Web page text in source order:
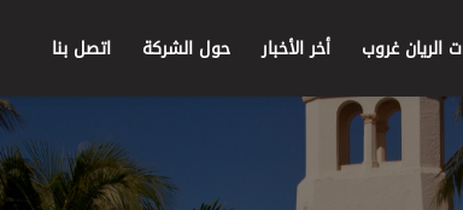
أخر الأخبار حول الشركة اتصل بنا